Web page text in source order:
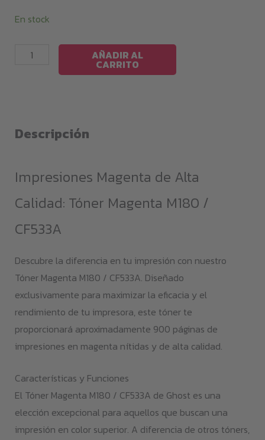
En stock
Magenta
cantidad
AÑADIR AL
CARRITO
Descripción
Impresiones Magenta de Alta
Calidad: Tóner Magenta M180 /
CF533A
Descubre la diferencia en tu impresión con nuestro
Tóner Magenta M180 / CF533A. Diseñado
exclusivamente para maximizar la eficacia y el
rendimiento de tu impresora, este tóner te
proporcionará aproximadamente 900 páginas de
impresiones en magenta nítidas y de alta calidad.
Características y Funciones
El Tóner Magenta M180 / CF533A de Ghost es una
elección excepcional para aquellos que buscan una
impresión en color superior. A diferencia de otros tóners,